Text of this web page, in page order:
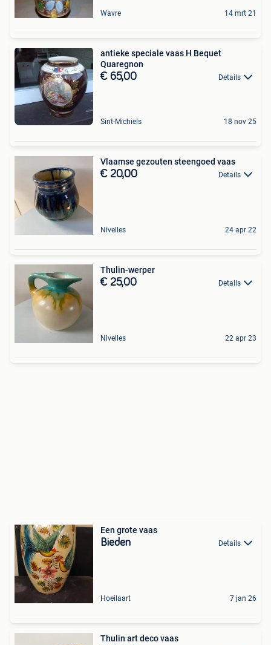
Wavre 14 mrt 21
antieke speciale vaas H Bequet
Quaregnon
€ 65,00 Details
Sint-Michiels 18 nov 25
Vlaamse gezouten steengoed vaas
€ 20,00 Details
Nivelles 24 apr 22
Thulin-werper
€ 25,00 Details
Nivelles 22 apr 23
Een grote vaas
Bieden Details
Hoeilaart 7 jan 26
Thulin art deco vaas